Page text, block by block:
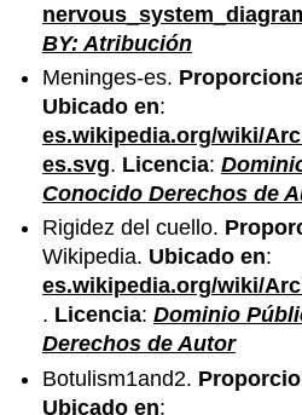
BY: Atribución
Meninges-es.
Ubicado en:
es.wikipedia.org/wiki/
es.svg. Licencia:
Conocido Derechos de
Rigidez del cuello.
Wikipedia. Ubicado en:
es.wikipedia.org/wiki/
. Licencia:Dominio
Derechos de Autor
Botulism1and2.
Ubicado en: